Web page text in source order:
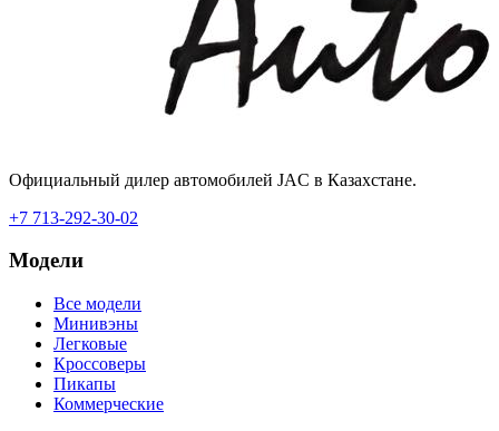
Официальный дилер автомобилей JAC в Казахстане.
+7 713-292-30-02
Модели
Все модели
Минивэны
Легковые
Кроссоверы
Пикапы
Коммерческие